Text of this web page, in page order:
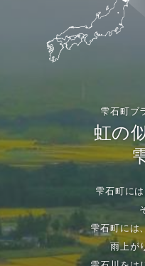
雫石町ブ
虹の
雫石町に
雫石町には
雨上が